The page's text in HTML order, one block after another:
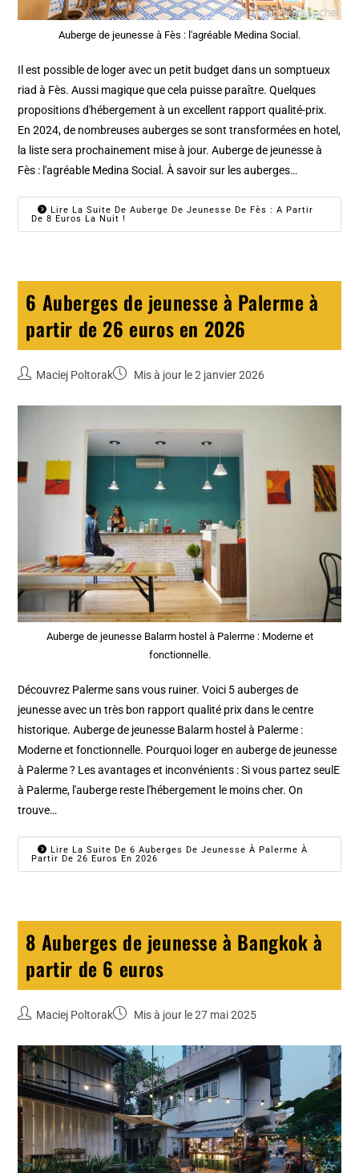
Auberge de jeunesse à Fès : l'agréable Medina Social.
Il est possible de loger avec un petit budget dans un somptueux
riad à Fès. Aussi magique que cela puisse paraître. Quelques
propositions d'hébergement à un excellent rapport qualité-prix.
En 2024, de nombreuses auberges se sont transformées en hotel,
la liste sera prochainement mise à jour. Auberge de jeunesse à
Fès : l'agréable Medina Social. À savoir sur les auberges…
Lire La Suite De Auberge De Jeunesse De Fès : A Partir
De 8 Euros La Nuit !
6 Auberges de jeunesse à Palerme à
partir de 26 euros en 2026
Maciej Poltorak Mis à jour le 2 janvier 2026
Auberge de jeunesse Balarm hostel à Palerme : Moderne et
fonctionnelle.
Découvrez Palerme sans vous ruiner. Voici 5 auberges de
jeunesse avec un très bon rapport qualité prix dans le centre
historique. Auberge de jeunesse Balarm hostel à Palerme :
Moderne et fonctionnelle. Pourquoi loger en auberge de jeunesse
à Palerme ? Les avantages et inconvénients : Si vous partez seulE
à Palerme, l'auberge reste l'hébergement le moins cher. On
trouve…
Lire La Suite De 6 Auberges De Jeunesse À Palerme À
Partir De 26 Euros En 2026
8 Auberges de jeunesse à Bangkok à
partir de 6 euros
Maciej Poltorak Mis à jour le 27 mai 2025